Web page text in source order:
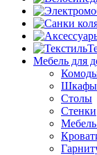
Мебель для
Шкафы
Столы
Стенки